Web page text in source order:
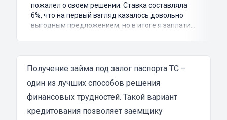
пожалел о своем решении. Ставка составляла
6%, что на первый взгляд казалось довольно
выгодным предложением, но в итоге я заплатил
затянутым и занял много времени и усилий.
Никакого профессионализма и
Разочарование и раздражение - это все, что я
испытал в результате этого кредита...
Получение займа под залог паспорта ТС –
один из лучших способов решения
финансовых трудностей. Такой вариант
кредитования позволяет заемщику